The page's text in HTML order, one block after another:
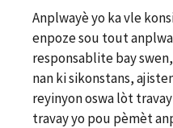
Anplwayè yo ka vle
enpoze sou tout
responsablite bay
nan ki sikonstans,
reyinyon oswa lòt
travay yo pou pèmèt